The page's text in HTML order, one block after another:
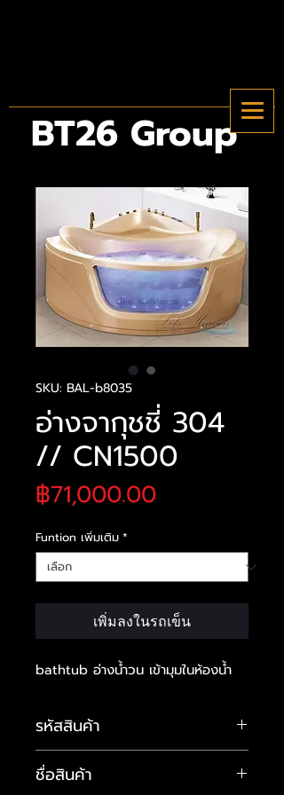
BT26 Group
SKU: BAL-b8035
อ่างจากุชชี่ 304
// CN1500
฿71,000.00ราคา
Funtion เพิ่มเติม *
เพิ่มลงในรถเข็น
bathtub อ่างน้ำวน เข้ามุมในห้องน้ำ
รหัสสินค้า
BAL-b8035
ชื่อสินค้า